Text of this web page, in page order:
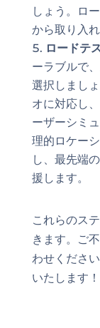
しょう。ロ
から取り入
ロードテ
ーラブルで
選択しまし
オに対応し
ーザーシミ
理的ロケー
し、最先端
援します。
これらのス
きます。ご
わせくださ
いたします！